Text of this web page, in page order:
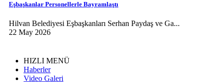
Eşbaşkanlar Personellerle Bayramlaştı
Hilvan Belediyesi Eşbaşkanları Serhan Paydaş ve Ga...
22 May 2026
HIZLI MENÜ
Haberler
Video Galeri